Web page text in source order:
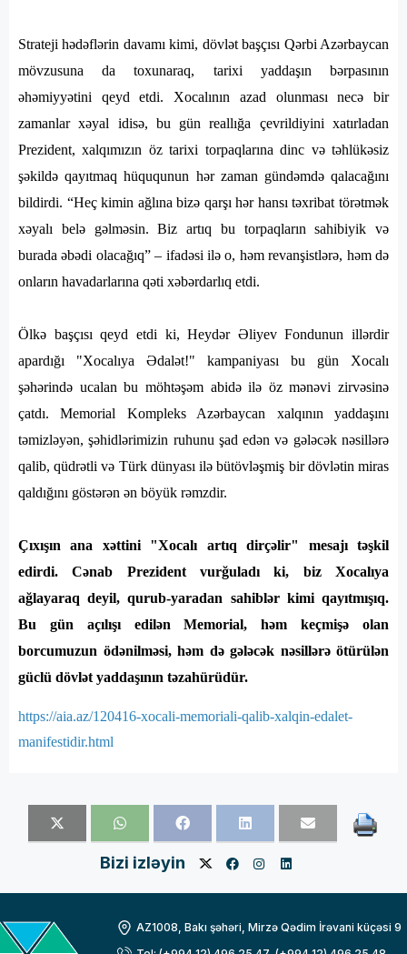
Strateji hədəflərin davamı kimi, dövlət başçısı Qərbi Azərbaycan
mövzusuna da toxunaraq, tarixi yaddaşın bərpasının
əhəmiyyətini qeyd etdi. Xocalının azad olunması necə bir
zamanlar xəyal idisə, bu gün reallığa çevrildiyini xatırladan
Prezident, xalqımızın öz tarixi torpaqlarına dinc və təhlükəsiz
şəkildə qayıtmaq hüququnun hər zaman gündəmdə qalacağını
bildirdi. “Heç kimin ağlına bizə qarşı hər hansı təxribat törətmək
xəyalı belə gəlməsin. Biz artıq bu torpaqların sahibiyik və
burada əbədi olacağıq” – ifadəsi ilə o, həm revanşistlərə, həm də
onların havadarlarına qəti xəbərdarlıq etdi.
Ölkə başçısı qeyd etdi ki, Heydər Əliyev Fondunun illərdir
apardığı "Xocalıya Ədalət!" kampaniyası bu gün Xocalı
şəhərində ucalan bu möhtəşəm abidə ilə öz mənəvi zirvəsinə
çatdı. Memorial Kompleks Azərbaycan xalqının yaddaşını
təmizləyən, şəhidlərimizin ruhunu şad edən və gələcək nəsillərə
qalib, qüdrətli və Türk dünyası ilə bütövləşmiş bir dövlətin miras
qaldığını göstərən ən böyük rəmzdir.
Çıxışın ana xəttini "Xocalı artıq dirçəlir" mesajı təşkil
edirdi. Cənab Prezident vurğuladı ki, biz Xocalıya
ağlayaraq deyil, qurub-yaradan sahiblər kimi qayıtmışıq.
Bu gün açılışı edilən Memorial, həm keçmişə olan
borcumuzun ödənilməsi, həm də gələcək nəsillərə ötürülən
güclü dövlət yaddaşının təzahürüdür.
https://aia.az/120416-xocali-memoriali-qalib-xalqin-edalet-
manifestidir.html
Bizi izləyin
AZ1008, Bakı şəhəri, Mirzə Qədim İrəvani küçəsi 9